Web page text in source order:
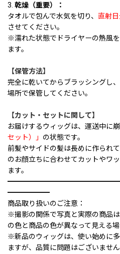
3. 乾燥（重要）：
タオルで包んで水気を切り、 直射日
させてください。
※濡れた状態でドライヤーの熱風
ます。
【保管方法】
完全に乾いてからブラッシングし
場所で保管してください。
【カット・セットに関して】
お届けするウィッグは、運送中に
セット）」 の状態です。
前髪やサイドの髪は長めに作られ
のお顔立ちに合わせてカットやワ
ます。
━━━━━━
商品取り扱いのご注意：
※撮影の関係で写真と実際の商品
の色と商品の色が異なって見える場
※新品のウィッグは、使い始めに
ますが、品質に問題はございません